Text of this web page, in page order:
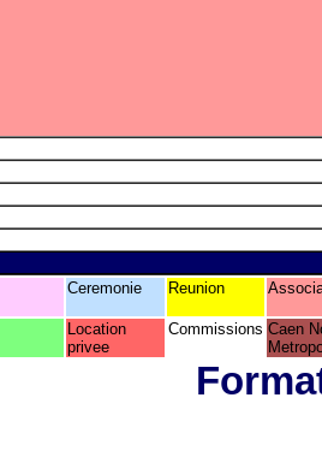
Ceremonie Reunion
Location
privee
Commissions Caen